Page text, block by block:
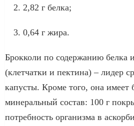
2,82 г белка;
0,64 г жира.
Брокколи по содержанию белка
(клетчатки и пектина) – лидер
капусты. Кроме того, она имеет
минеральный состав: 100 г
потребность организма в